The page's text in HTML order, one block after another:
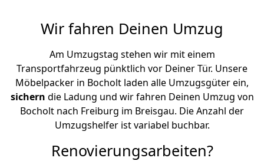
Wir fahren Deinen Umzug
Am Umzugstag stehen wir mit einem
Transportfahrzeug pünktlich vor Deiner Tür. Unsere
Möbelpacker in Bocholt laden alle Umzugsgüter ein,
sichern die Ladung und wir fahren Deinen Umzug von
Bocholt nach Freiburg im Breisgau. Die Anzahl der
Umzugshelfer ist variabel buchbar.
Renovierungsarbeiten?